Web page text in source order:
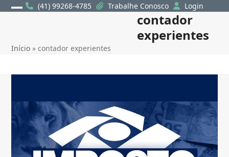
Skip
(41) 99268-4785 Trabalhe Conosco Login
menu
menu
contador
experientes
Início »contador experientes